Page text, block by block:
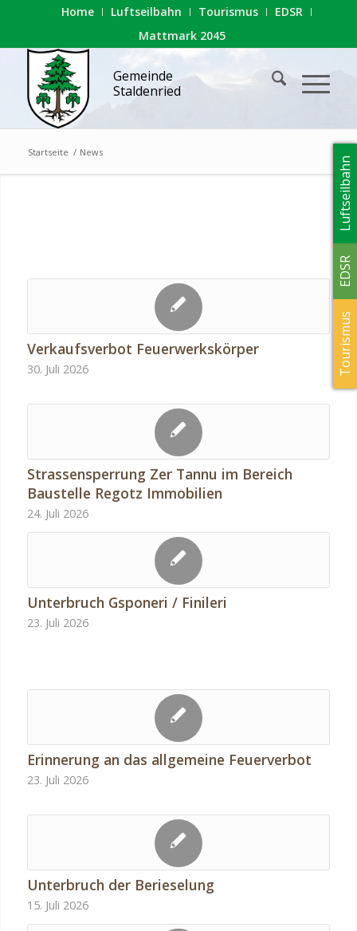
Home Luftseilbahn Tourismus
EDSR
Mattmark 2045
Gemeinde
Staldenried
Startseite / News
Verkaufsverbot Feuerwerkskörper
30. Juli 2026
Strassensperrung Zer Tannu im Bereich
Baustelle Regotz Immobilien
24. Juli 2026
Unterbruch Gsponeri / Finileri
23. Juli 2026
Erinnerung an das allgemeine Feuerverbot
23. Juli 2026
Unterbruch der Berieselung
15. Juli 2026
Tourismus
EDSR
Luftseilbahn